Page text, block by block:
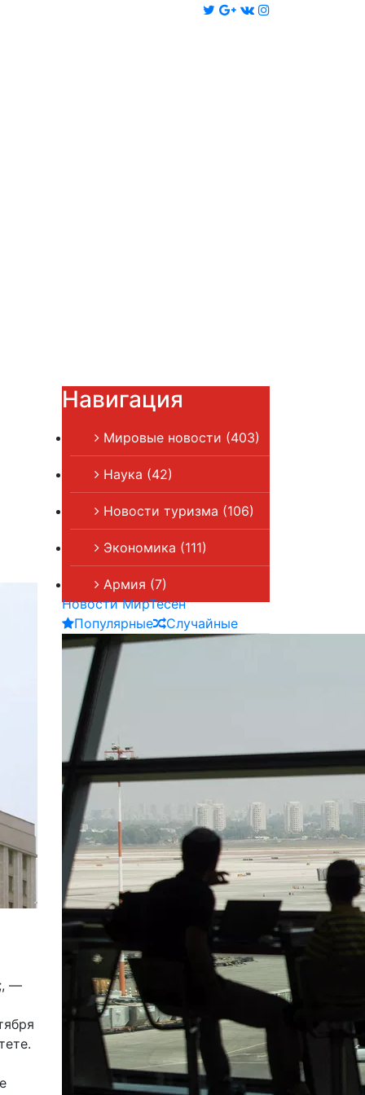
—
Навигация
Мировые новости (403)
Наука (42)
Новости туризма (106)
Экономика (111)
Армия (7)
Новости МирТесен
Популярные
Случайные